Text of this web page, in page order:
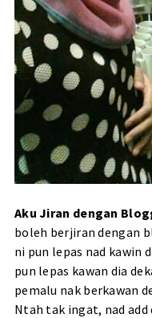
Aku Jiran dengan
boleh berjiran dengan
ni pun lepas nad kawin
pun lepas kawan dia
pemalu nak berkawan
Ntah tak ingat, nad add